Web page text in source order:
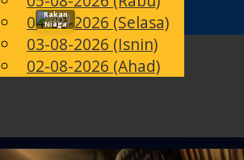
English
Chinese
Malay
04-08-2026 (Selasa)
03-08-2026 (Isnin)
02-08-2026 (Ahad)
Rakan
Niaga
Toggle
navigation